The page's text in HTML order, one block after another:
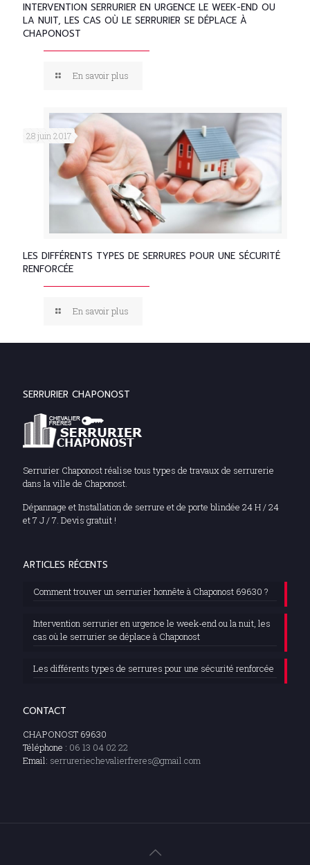
INTERVENTION SERRURIER EN URGENCE LE WEEK-END OU
LA NUIT, LES CAS OÙ LE SERRURIER SE DÉPLACE À
CHAPONOST
En savoir plus
28 juin 2017
LES DIFFÉRENTS TYPES DE SERRURES POUR UNE SÉCURITÉ
RENFORCÉE
En savoir plus
SERRURIER CHAPONOST
Serrurier Chaponost réalise tous types de travaux de serrurerie
dans la ville de Chaponost.
Dépannage et Installation de serrure et de porte blindée 24 H / 24
et 7 J / 7. Devis gratuit !
ARTICLES RÉCENTS
Comment trouver un serrurier honnête à Chaponost 69630 ?
Intervention serrurier en urgence le week-end ou la nuit, les
cas où le serrurier se déplace à Chaponost
Les différents types de serrures pour une sécurité renforcée
CONTACT
CHAPONOST 69630
Téléphone : 06 13 04 02 22
Email: serrureriechevalierfreres@gmail.com